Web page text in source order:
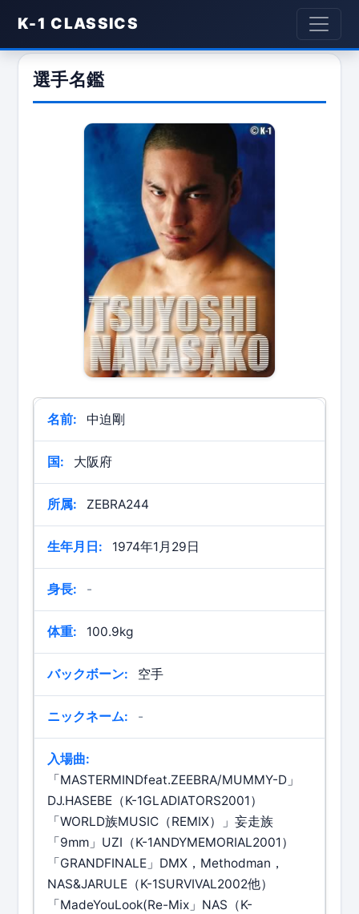
K-1 CLASSICS
選手名鑑
名前: 中迫剛
国: 大阪府
所属: ZEBRA244
生年月日: 1974年1月29日
身長: -
体重: 100.9kg
バックボーン: 空手
ニックネーム: -
入場曲:
「MASTERMINDfeat.ZEEBRA/MUMMY-D」
DJ.HASEBE（K-1GLADIATORS2001）
「WORLD族MUSIC（REMIX）」妄走族
「9mm」UZI（K-1ANDYMEMORIAL2001）
「GRANDFINALE」DMX，Methodman，
NAS&JARULE（K-1SURVIVAL2002他）
「MadeYouLook(Re-Mix」NAS（K-